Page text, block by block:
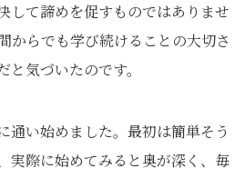
して諦めを促すものではありませ
からでも学び続けることの大切さ
気づいたのです。
通い始めました。最初は簡単そう
実際に始めてみると奥が深く、毎